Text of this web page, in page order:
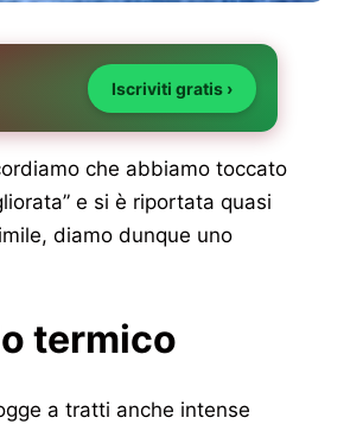
Iscriviti gratis ›
che abbiamo toccato
e si è riportata quasi
diamo dunque uno
termico
a tratti anche intense